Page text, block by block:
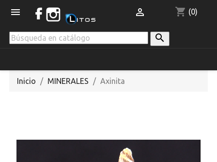
 shopping_cart (0)


Inicio MINERALES Axinita